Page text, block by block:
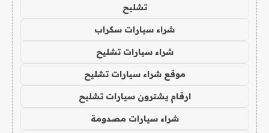
تشليح
شراء سيارات سكراب
شراء سيارات تشليح
موقع شراء سيارات تشليح
ارقام يشترون سيارات تشليح
شراء سيارات مصدومة